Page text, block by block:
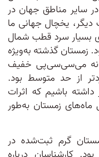
سایر مناطق جهان در
یخچال جهانی ما
بسیار سرد قطب شمال
گذشته به‌ویژه
می‌سی‌سی‌پی خفیف
از حد متوسط بود.
داشته باشیم که اثرات
ماه‌های زمستان به‌طور
گرم ثبت‌شده در